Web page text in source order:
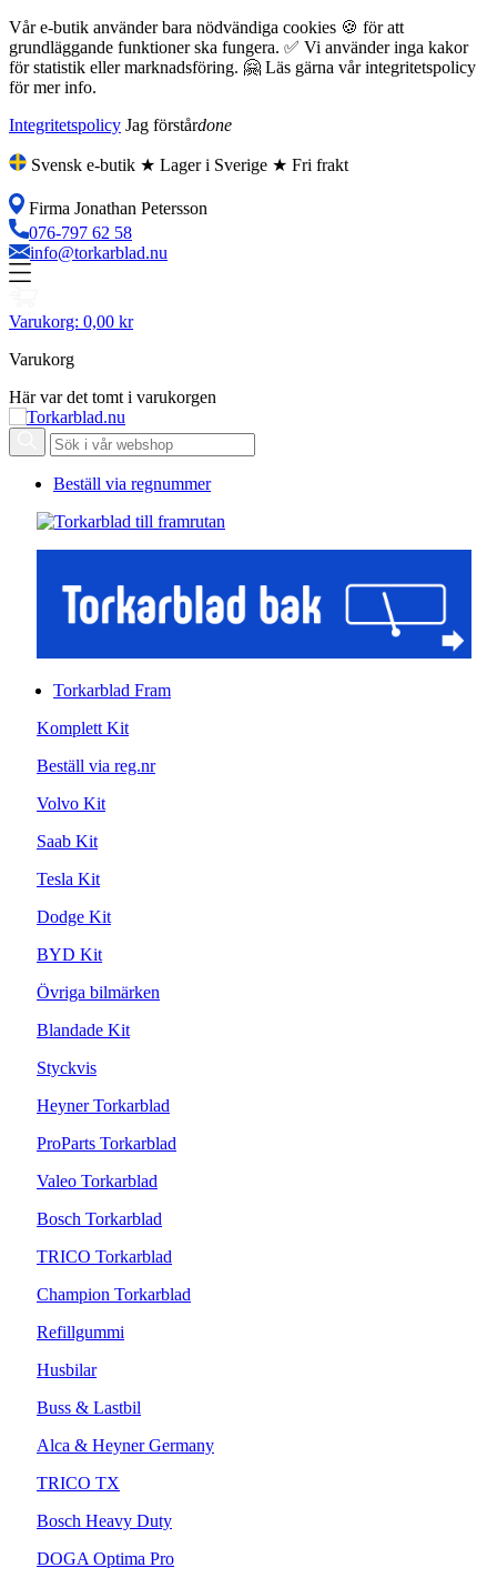
Vår e-butik använder bara nödvändiga cookies 🍪 för att
grundläggande funktioner ska fungera. ✅ Vi använder inga kakor
för statistik eller marknadsföring. 🤗 Läs gärna vår integritetspolicy
för mer info.
Integritetspolicy Jag förstårdone
Svensk e-butik ★ Lager i Sverige ★ Fri frakt
Firma Jonathan Petersson
076-797 62 58
info@torkarblad.nu
Varukorg: 0,00 kr
Varukorg
Här var det tomt i varukorgen
Beställ via regnummer
Torkarblad Fram
Komplett Kit
Beställ via reg.nr
Volvo Kit
Saab Kit
Tesla Kit
Dodge Kit
BYD Kit
Övriga bilmärken
Blandade Kit
Styckvis
Heyner Torkarblad
ProParts Torkarblad
Valeo Torkarblad
Bosch Torkarblad
TRICO Torkarblad
Champion Torkarblad
Refillgummi
Husbilar
Buss & Lastbil
Alca & Heyner Germany
TRICO TX
Bosch Heavy Duty
DOGA Optima Pro